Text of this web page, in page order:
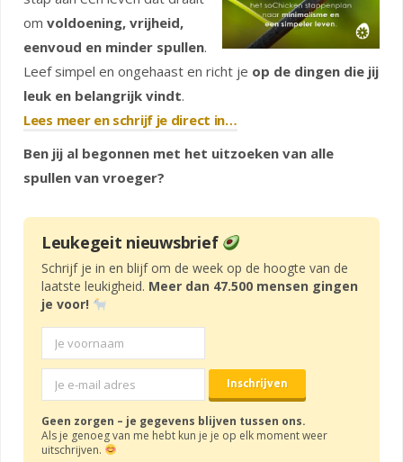
om voldoening, vrijheid,
eenvoud en minder spullen.
Leef simpel en ongehaast en richt je op de dingen die jij
leuk en belangrijk vindt.
Lees meer en schrijf je direct in…
Ben jij al begonnen met het uitzoeken van alle
spullen van vroeger?
Leukegeit nieuwsbrief
Schrijf je in en blijf om de week op de hoogte van de
laatste leukigheid. Meer dan 47.500 mensen gingen
je voor!
Geen zorgen – je gegevens blijven tussen ons.
Als je genoeg van me hebt kun je je op elk moment weer
uitschrijven.